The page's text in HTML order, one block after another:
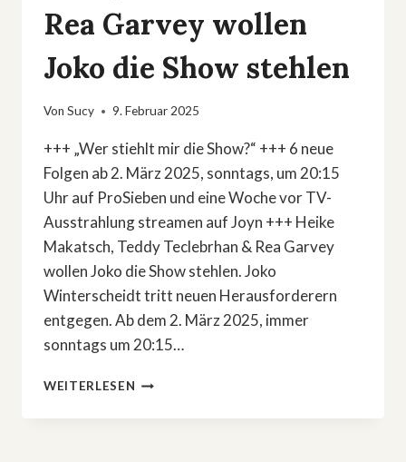
Rea Garvey wollen
Joko die Show stehlen
Von Sucy 9. Februar 2025
+++ „Wer stiehlt mir die Show?“ +++ 6 neue
Folgen ab 2. März 2025, sonntags, um 20:15
Uhr auf ProSieben und eine Woche vor TV-
Ausstrahlung streamen auf Joyn +++ Heike
Makatsch, Teddy Teclebrhan & Rea Garvey
wollen Joko die Show stehlen. Joko
Winterscheidt tritt neuen Herausforderern
entgegen. Ab dem 2. März 2025, immer
sonntags um 20:15…
WEITERLESEN HEIKE
TEDDY